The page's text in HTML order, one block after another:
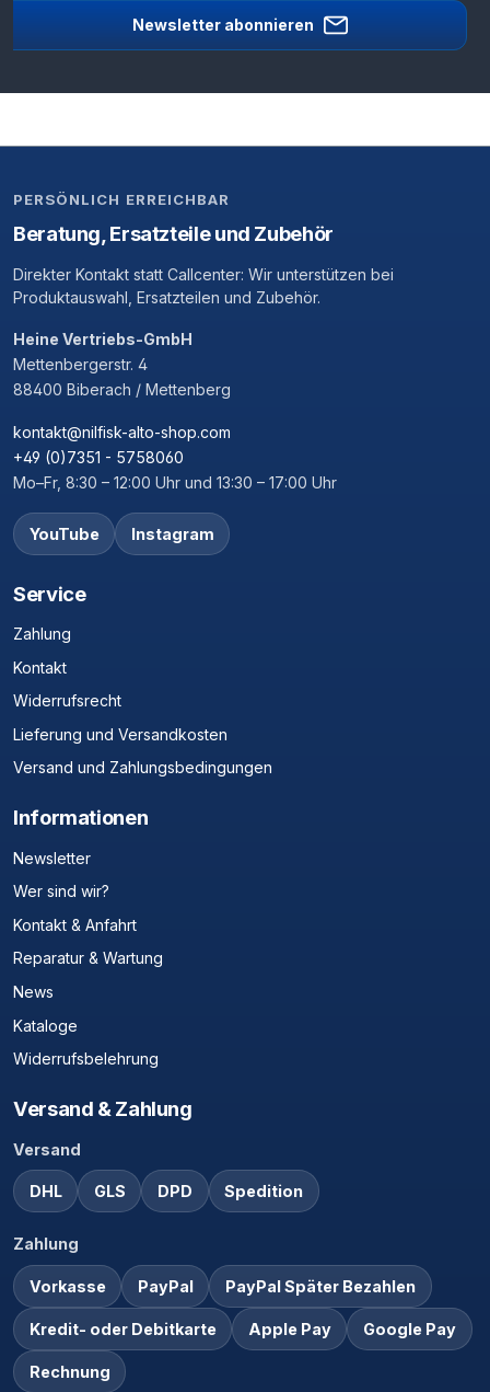
Newsletter abonnieren
PERSÖNLICH ERREICHBAR
Beratung, Ersatzteile und Zubehör
Direkter Kontakt statt Callcenter: Wir unterstützen bei
Produktauswahl, Ersatzteilen und Zubehör.
Heine Vertriebs-GmbH
Mettenbergerstr. 4
88400 Biberach / Mettenberg
kontakt@nilfisk-alto-shop.com
+49 (0)7351 - 5758060
Mo–Fr, 8:30 – 12:00 Uhr und 13:30 – 17:00 Uhr
YouTube Instagram
Service
Zahlung
Kontakt
Widerrufsrecht
Lieferung und Versandkosten
Versand und Zahlungsbedingungen
Informationen
Newsletter
Wer sind wir?
Kontakt & Anfahrt
Reparatur & Wartung
News
Kataloge
Widerrufsbelehrung
Versand & Zahlung
Versand
DHL GLS DPD Spedition
Zahlung
Vorkasse PayPal PayPal Später Bezahlen
Kredit- oder Debitkarte Apple Pay Google Pay
Rechnung